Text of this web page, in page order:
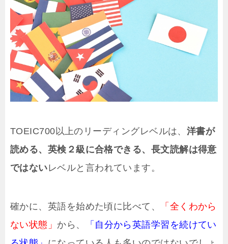
TOEIC700以上のリーディングレベルは、 洋書が
読める、英検２級に合格できる、長文読解は得意
ではないレベルと言われています。
確かに、英語を始めた頃に比べて、
「全くわから
ない状態」 から、
「自分から英語学習を続けてい